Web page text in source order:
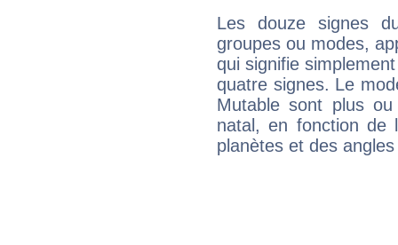
Les douze signes
groupes ou modes,
qui signifie
quatre signes. Le
Mutable sont plus
natal, en fonction de
planètes et des